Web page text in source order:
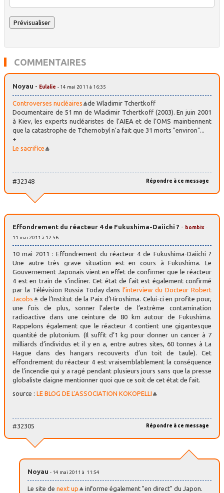
COMMENTAIRES
Noyau - Eulalie - 14 mai 2011 à 16:35
Controverses nucléaires
de Wladimir Tchertkoff
Documentaire de 51 mn de Wladimir Tchertkoff (2003). En juin 2001
à Kiev, les experts nucléaristes de l’AIEA et de l’OMS maintiennent
que la catastrophe de Tchernobyl n’a fait que 31 morts "environ"...
+
Le sacrifice
Répondre à ce message
#32348
Effondrement du réacteur 4 de Fukushima-Daiichi ? - bombix -
11 mai 2011 à 12:56
10 mai 2011 : Effondrement du réacteur 4 de Fukushima-Daiichi ?
Une autre très grave situation est en cours à Fukushima. Le
Gouvernement Japonais vient en effet de confirmer que le réacteur
4 est en train de s’incliner. Cet état de fait est également confirmé
par la Télévision Russia Today dans l’interview du Docteur Robert
Jacobs
de l’Institut de la Paix d’Hiroshima. Celui-ci en profite pour,
une fois de plus, sonner l’alerte de l’extrême contamination
radioactive dans une ceinture de 80 km autour de Fukushima.
Rappelons également que le réacteur 4 contient une gigantesque
quantité de plutonium. (Il suffit d’1 kg pour donner un cancer à 7
milliards d’individus et il y en a, entre autres sites, 60 tonnes à La
Hague dans des hangars recouverts d’un toit de taule). Cet
effondrement du réacteur 4 est vraisemblablement la conséquence
de l’incendie qui y a ragé pendant plusieurs jours sans que la presse
globaliste daigne mentionner quoi que ce soit de cet état de fait.
source : LE BLOG DE L’ASSOCIATION KOKOPELLI
Répondre à ce message
#32305
Noyau - 14 mai 2011 à 11:54
Le site de next up informe également "en direct" du Japon.